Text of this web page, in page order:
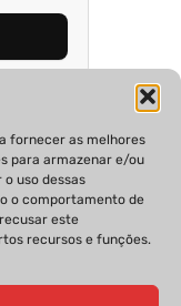
fornecer as melhores
para armazenar e/ou
uso dessas
o comportamento de
este
recursos e funções.
EDITORIAL